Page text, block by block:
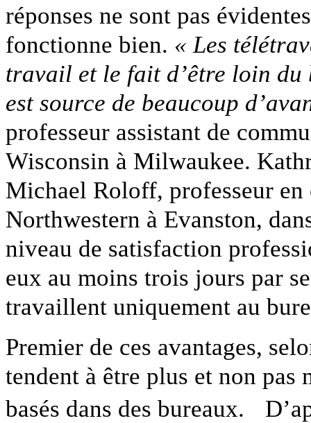
réponses ne sont pas
fonctionne bien. « Les
travail et le fait d’être loin du
est source de beaucoup
professeur assistant de
Wisconsin à Milwaukee.
Michael Roloff, professeur
Northwestern à Evanston,
niveau de satisfaction
eux au moins trois jours par
travaillent uniquement au
Premier de ces avantages,
tendent à être plus et non
basés dans des bureaux.